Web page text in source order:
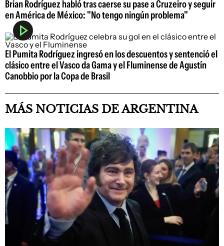
Brian Rodríguez habló tras caerse su pase a Cruzeiro y seguir
en América de México: "No tengo ningún problema"
El Pumita Rodríguez ingresó en los descuentos y sentenció el
clásico entre el Vasco da Gama y el Fluminense de Agustín
Canobbio por la Copa de Brasil
MÁS NOTICIAS DE ARGENTINA